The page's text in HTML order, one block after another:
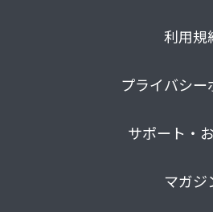
利用規
プライバシー
サポート・
マガジ